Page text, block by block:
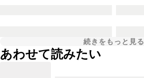
続きをもっと見る
あわせて読みたい